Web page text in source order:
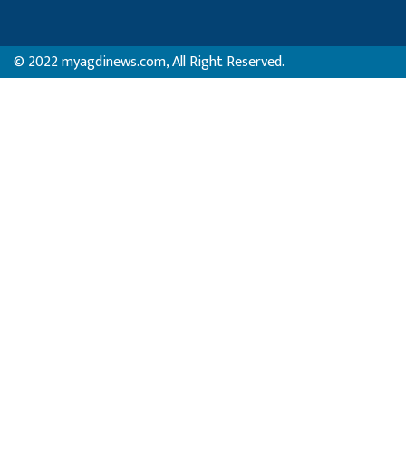
© 2022 myagdinews.com, All Right Reserved.